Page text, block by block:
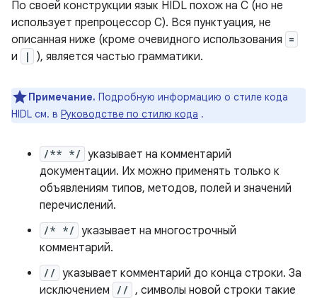
По своей конструкции язык HIDL похож на C (но не
использует препроцессор C). Вся пунктуация, не
описанная ниже (кроме очевидного использования =
и | ), является частью грамматики.
Примечание. Подробную информацию о стиле кода
HIDL см. в Руководстве по стилю кода .
/** */ указывает на комментарий
документации. Их можно применять только к
объявлениям типов, методов, полей и значений
перечислений.
/* */ указывает на многострочный
комментарий.
// указывает комментарий до конца строки. За
исключением
// , символы новой строки такие